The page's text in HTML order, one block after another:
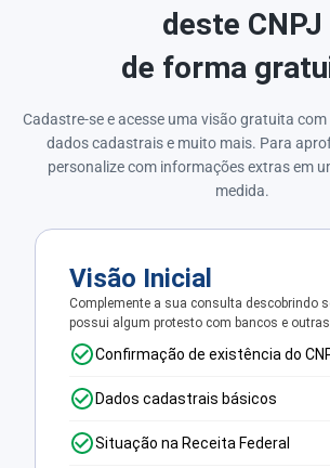
deste CNPJ
de forma
Cadastre-se e acesse uma visão gratuita
dados cadastrais e muito mais. Para
personalize com informações extras em
medida.
Visão Inicial
Complemente a sua consulta descobrindo
possui algum protesto com bancos e
Confirmação de existência do
Dados cadastrais básicos
Situação na Receita Federal